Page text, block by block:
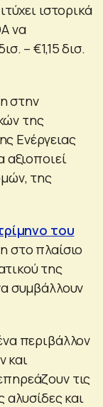
ιστορικά
να
– €1,15 δισ.
στην
της
Ενέργειας
αξιοποιεί
της
του
στο πλαίσιο
της
συμβάλλουν
περιβάλλον
και
τις
αλυσίδες και